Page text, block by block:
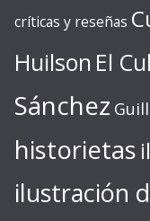
críticas y reseñas
Huilson El
Sánchez
historietas
ilustración